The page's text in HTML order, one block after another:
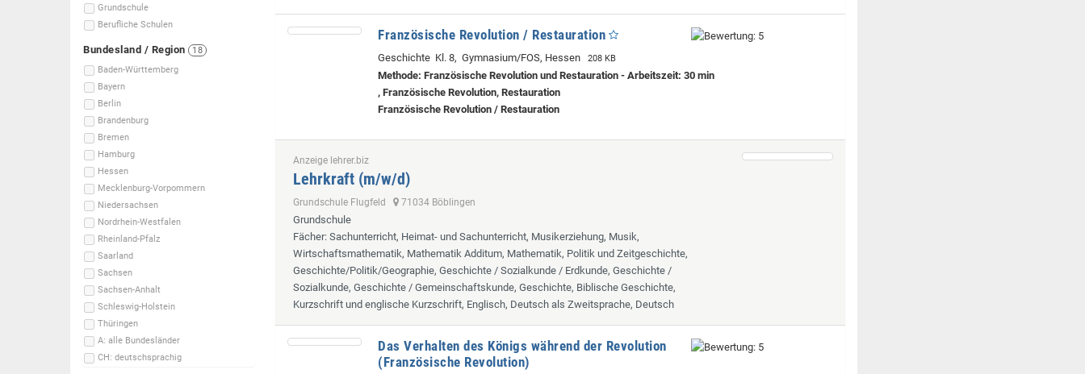
Grundschule
Berufliche Schulen
Bundesland / Region
18
Baden-Württemberg
Bayern
Berlin
Brandenburg
Bremen
Hamburg
Hessen
Mecklenburg-Vorpommern
Niedersachsen
Nordrhein-Westfalen
Rheinland-Pfalz
Saarland
Sachsen
Sachsen-Anhalt
Schleswig-Holstein
Thüringen
A: alle Bundesländer
CH: deutschsprachig
Französische Revolution / Restauration
Geschichte Kl. 8, Gymnasium/FOS, Hessen 208 KB
Methode: Französische Revolution und Restauration - Arbeitszeit: 30 min
, Französische Revolution, Restauration
Französische Revolution / Restauration
Anzeige lehrer.biz
Lehrkraft (m/w/d)
Grundschule Flugfeld 71034 Böblingen
Grundschule
Fächer: Sachunterricht, Heimat- und Sachunterricht, Musikerziehung, Musik,
Wirtschaftsmathematik, Mathematik Additum, Mathematik, Politik und Zeitgeschichte,
Geschichte/Politik/Geographie, Geschichte / Sozialkunde / Erdkunde, Geschichte /
Sozialkunde, Geschichte / Gemeinschaftskunde, Geschichte, Biblische Geschichte,
Kurzschrift und englische Kurzschrift, Englisch, Deutsch als Zweitsprache, Deutsch
Das Verhalten des Königs während der Revolution
(Französische Revolution)